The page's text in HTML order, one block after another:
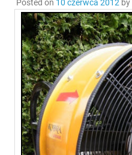
Posted on 10 czerwca 2012 by